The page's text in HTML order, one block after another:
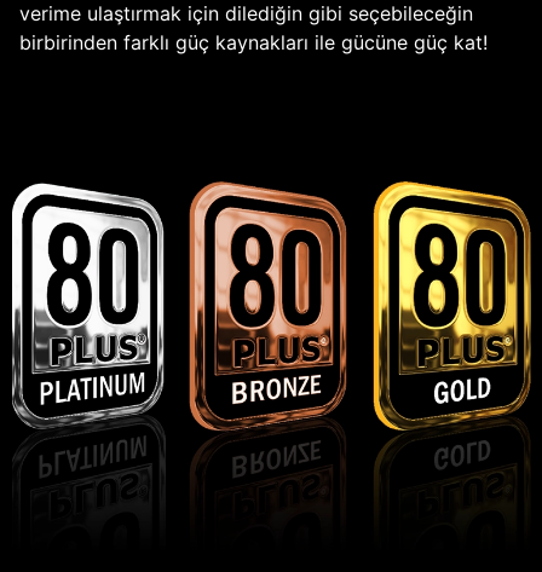
verime ulaştırmak için dilediğin gibi seçebileceğin
birbirinden farklı güç kaynakları ile gücüne güç kat!